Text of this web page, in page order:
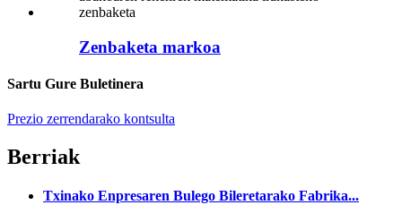
Zenbaketa markoa
Sartu Gure Buletinera
Prezio zerrendarako kontsulta
Berriak
Txinako Enpresaren Bulego Bileretarako Fabrika...